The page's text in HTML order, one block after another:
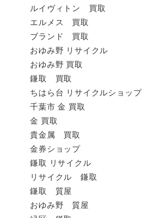
ルイヴィトン 買取
エルメス 買取
ブランド 買取
おゆみ野 リサイクル
おゆみ野 買取
鎌取 買取
ちはら台 リサイクルショップ
千葉市 金 買取
金 買取
貴金属 買取
金券ショップ
鎌取 リサイクル
リサイクル 鎌取
鎌取 質屋
おゆみ野 質屋